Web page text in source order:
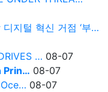
디지털 혁신 거점 ‘부…
… 08-07
Prin… 08-07
08-07